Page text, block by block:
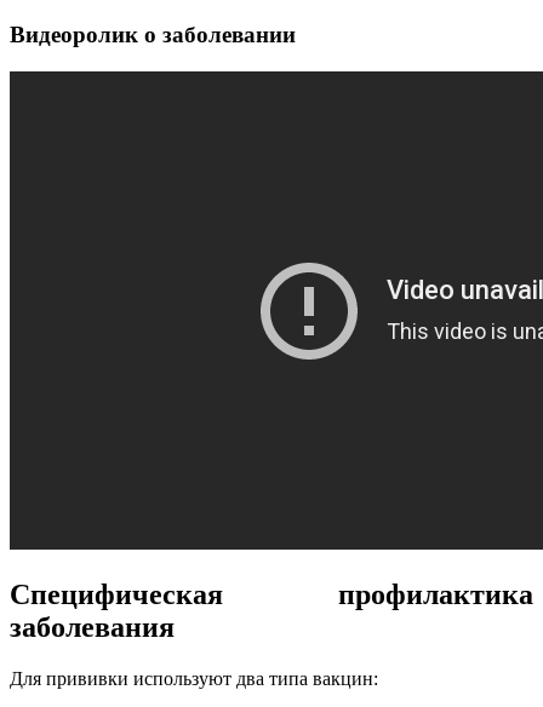
Видеоролик о заболевании
Специфическая профилактика
заболевания
Для прививки используют два типа вакцин: